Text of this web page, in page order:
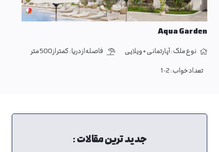
Aqua Garden
نوع ملک :آپارتمانی + ویلایی فاصله از دریا :کمتر از 500 متر
تعداد خواب :1-2
جدید ترین مقالات :